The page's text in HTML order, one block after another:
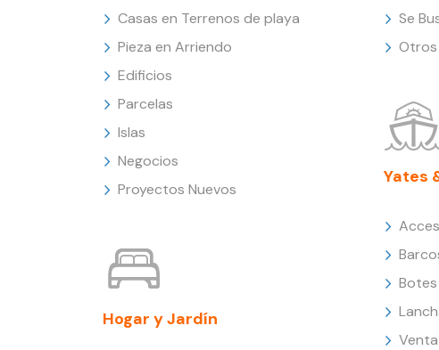
Casas en Terrenos de playa
Pieza en Arriendo
Edificios
Parcelas
Islas
Negocios
Proyectos Nuevos
Hogar y Jardín
Se
Otros
Yates